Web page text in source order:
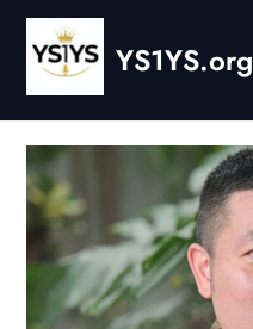
Skip
content
YS1YS.org